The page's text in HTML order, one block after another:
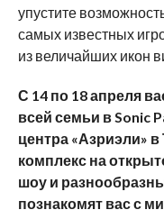
упустите
самых известных
из величайших икон
С 14 по 18 апреля
всей семьи в Sonic
центра «Азриэли»
комплекс на
шоу и
познакомят вас с